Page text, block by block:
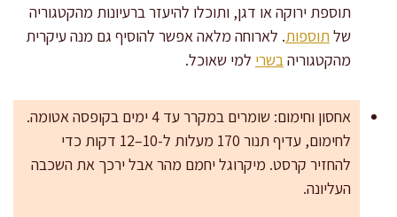
תוספת ירוקה או דגן, ותוכלו להיעזר ברעיונות מהקטגוריה
של תוספות. לארוחה מלאה אפשר להוסיף גם מנה עיקרית
מהקטגוריהבשרי למי שאוכל.
אחסון וחימום: שומרים במקרר עד 4 ימים בקופסה אטומה.
לחימום, עדיף תנור 170 מעלות ל-10–12 דקות כדי
להחזיר קרסט. מיקרוגל יחמם מהר אבל ירכך את השכבה
העליונה.